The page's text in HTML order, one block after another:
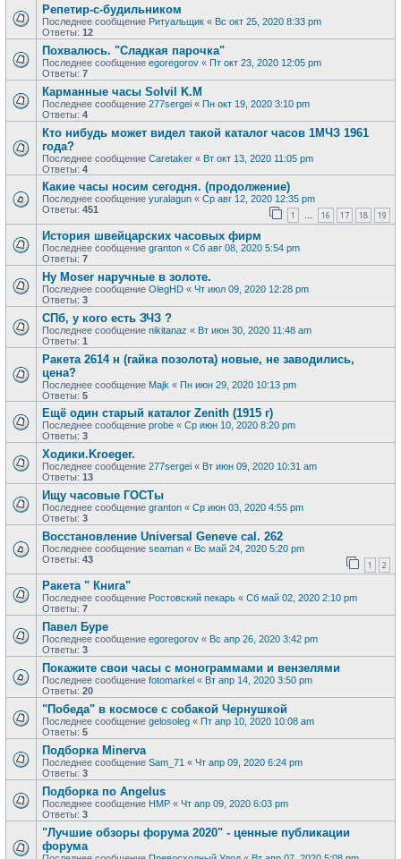
Репетир-с-будильником
Последнее сообщение Ритуальщик « Вс окт 25, 2020 8:33 pm
Ответы: 12
Похвалюсь. "Сладкая парочка"
Последнее сообщение egoregorov « Пт окт 23, 2020 12:05 pm
Ответы: 7
Карманные часы Solvil K.M
Последнее сообщение 277sergei « Пн окт 19, 2020 3:10 pm
Ответы: 4
Кто нибудь может видел такой каталог часов 1МЧЗ 1961
года?
Последнее сообщение Caretaker « Вт окт 13, 2020 11:05 pm
Ответы: 4
Какие часы носим сегодня. (продолжение)
Последнее сообщение yuralagun « Ср авг 12, 2020 12:35 pm
Ответы: 451 1 … 16 17 18 19
История швейцарских часовых фирм
Последнее сообщение granton « Сб авг 08, 2020 5:54 pm
Ответы: 7
Hy Moser наручные в золоте.
Последнее сообщение OlegHD « Чт июл 09, 2020 12:28 pm
Ответы: 3
СПб, у кого есть ЗЧЗ ?
Последнее сообщение nikitanaz « Вт июн 30, 2020 11:48 am
Ответы: 1
Ракета 2614 н (гайка позолота) новые, не заводились,
цена?
Последнее сообщение Majk « Пн июн 29, 2020 10:13 pm
Ответы: 5
Ещё один старый каталог Zenith (1915 г)
Последнее сообщение probe « Ср июн 10, 2020 8:20 pm
Ответы: 3
Ходики.Kroeger.
Последнее сообщение 277sergei « Вт июн 09, 2020 10:31 am
Ответы: 13
Ищу часовые ГОСТы
Последнее сообщение granton « Ср июн 03, 2020 4:55 pm
Ответы: 3
Восстановление Universal Geneve cal. 262
Последнее сообщение seaman « Вс май 24, 2020 5:20 pm
Ответы: 43 1 2
Ракета " Книга"
Последнее сообщение Ростовский пекарь « Сб май 02, 2020 2:10 pm
Ответы: 7
Павел Буре
Последнее сообщение egoregorov « Вс апр 26, 2020 3:42 pm
Ответы: 3
Покажите свои часы с монограммами и вензелями
Последнее сообщение fotomarkel « Вт апр 14, 2020 3:50 pm
Ответы: 20
"Победа" в космосе с собакой Чернушкой
Последнее сообщение gelosoleg « Пт апр 10, 2020 10:08 am
Ответы: 5
Подборка Minerva
Последнее сообщение Sam_71 « Чт апр 09, 2020 6:24 pm
Ответы: 3
Подборка по Angelus
Последнее сообщение HMP « Чт апр 09, 2020 6:03 pm
Ответы: 3
"Лучшие обзоры форума 2020" - ценные публикации
форума